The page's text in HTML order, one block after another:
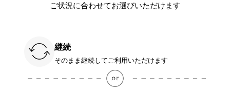
ご状況に合わせてお選びいただけます
継続
そのまま継続してご利用いただけます